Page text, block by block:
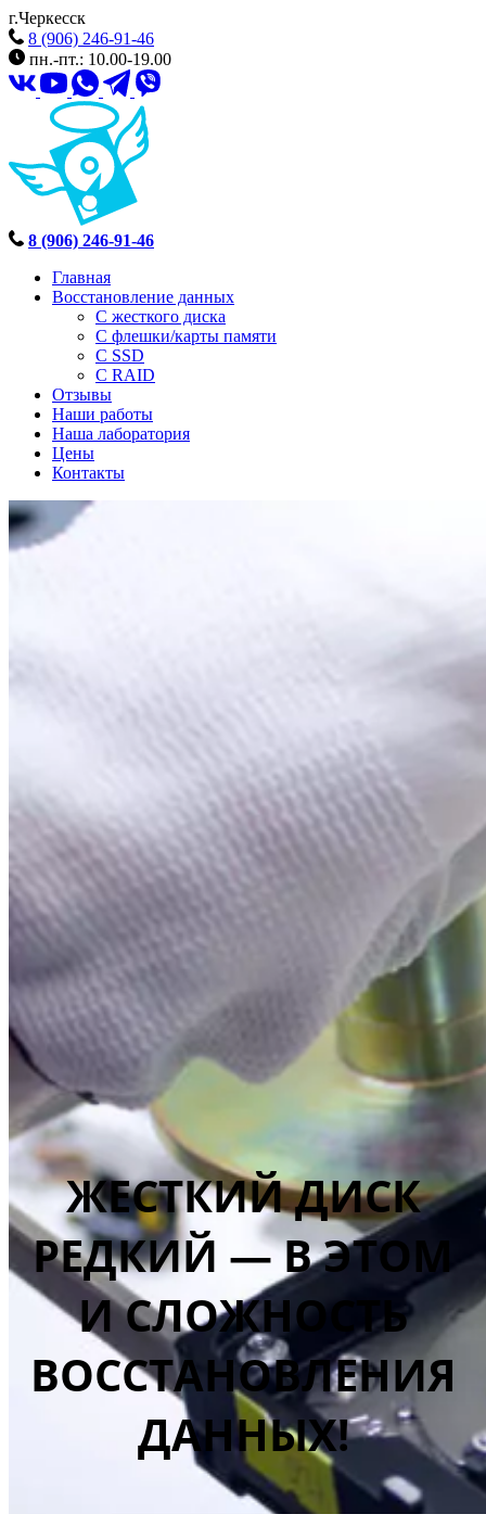
г.Черкесск
8 (906) 246-91-46
пн.-пт.: 10.00-19.00
8 (906) 246-91-46
Главная
Восстановление данных
С жесткого диска
С флешки/карты памяти
С SSD
С RAID
Отзывы
Наши работы
Наша лаборатория
Цены
Контакты
ЖЕСТКИЙ ДИСК
РЕДКИЙ — В ЭТОМ
И СЛОЖНОСТЬ
ВОССТАНОВЛЕНИЯ
ДАННЫХ!